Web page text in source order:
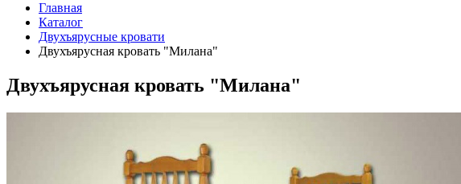
Главная
Каталог
Двухъярусные кровати
Двухъярусная кровать "Милана"
Двухъярусная кровать "Милана"